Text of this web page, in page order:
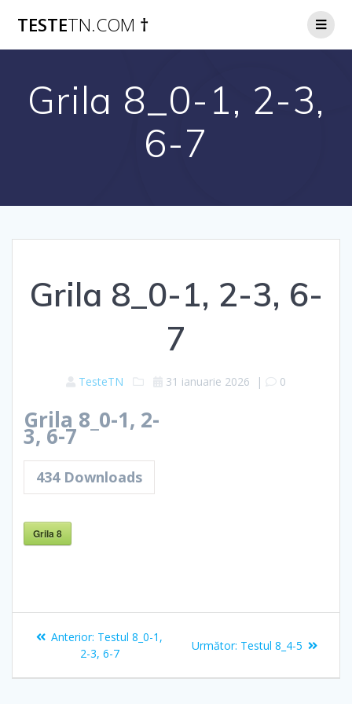
TESTETN.COM †
Grila 8_0-1, 2-3,
6-7
Grila 8_0-1, 2-3, 6-
7
TesteTN 31 ianuarie 2026 | 0
Grila 8_0-1, 2-
3, 6-7
434Downloads
Grila 8
Navigare
Anterior: Articolul
anterior:
Testul 8_0-1,
2-3, 6-7
Următor: Articolul
Testul 8_4-5